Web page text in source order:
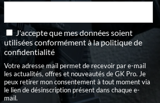
J'accepte que mes données soient
utilisées conformément àla politique de
confidentialité
Votre adresse mail permet de recevoir par e-mail
les actualités, offres et nouveautés de GK Pro. Je
peux retirer mon consentement à tout moment via
le lien de désinscription présent dans chaque e-
mail.